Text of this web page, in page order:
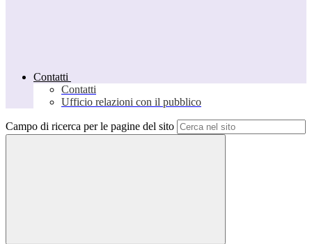
Contatti
Contatti
Ufficio relazioni con il pubblico
Campo di ricerca per le pagine del sito